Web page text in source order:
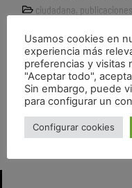
ciudadana, publicaciones
activismo,Ballard, blog
intervención,
La memoria y la vida
Usamos cookies en
experiencia más
preferencias y visitas
"Aceptar todo",
Sin embargo, puede
para configurar un
Configurar cookies